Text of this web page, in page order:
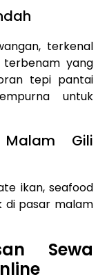
terkenal
yang
tepi pantai
untuk
Gili
ikan, seafood
di pasar malam
Sewa